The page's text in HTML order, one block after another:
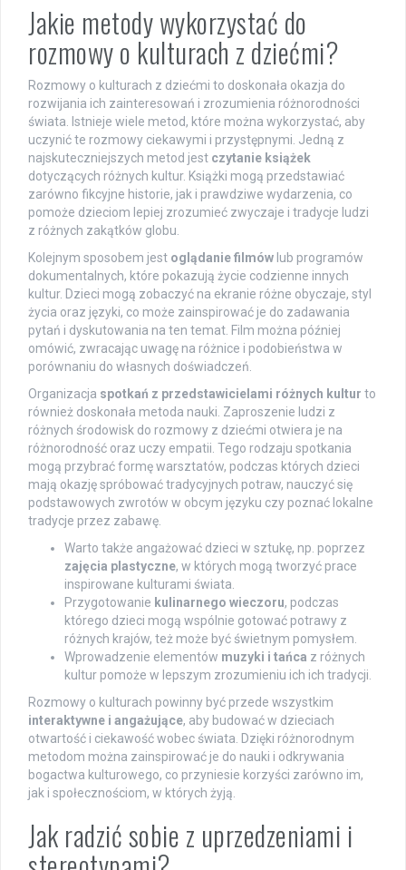
Jakie metody wykorzystać do
rozmowy o kulturach z dziećmi?
Rozmowy o kulturach z dziećmi to doskonała okazja do
rozwijania ich zainteresowań i zrozumienia różnorodności
świata. Istnieje wiele metod, które można wykorzystać, aby
uczynić te rozmowy ciekawymi i przystępnymi. Jedną z
najskuteczniejszych metod jest czytanie książek
dotyczących różnych kultur. Książki mogą przedstawiać
zarówno fikcyjne historie, jak i prawdziwe wydarzenia, co
pomoże dzieciom lepiej zrozumieć zwyczaje i tradycje ludzi
z różnych zakątków globu.
Kolejnym sposobem jest oglądanie filmów lub programów
dokumentalnych, które pokazują życie codzienne innych
kultur. Dzieci mogą zobaczyć na ekranie różne obyczaje, styl
życia oraz języki, co może zainspirować je do zadawania
pytań i dyskutowania na ten temat. Film można później
omówić, zwracając uwagę na różnice i podobieństwa w
porównaniu do własnych doświadczeń.
Organizacja spotkań z przedstawicielami różnych kultur to
również doskonała metoda nauki. Zaproszenie ludzi z
różnych środowisk do rozmowy z dziećmi otwiera je na
różnorodność oraz uczy empatii. Tego rodzaju spotkania
mogą przybrać formę warsztatów, podczas których dzieci
mają okazję spróbować tradycyjnych potraw, nauczyć się
podstawowych zwrotów w obcym języku czy poznać lokalne
tradycje przez zabawę.
Warto także angażować dzieci w sztukę, np. poprzez
zajęcia plastyczne, w których mogą tworzyć prace
inspirowane kulturami świata.
Przygotowanie kulinarnego wieczoru, podczas
którego dzieci mogą wspólnie gotować potrawy z
różnych krajów, też może być świetnym pomysłem.
Wprowadzenie elementów muzyki i tańca z różnych
kultur pomoże w lepszym zrozumieniu ich ich tradycji.
Rozmowy o kulturach powinny być przede wszystkim
interaktywne i angażujące, aby budować w dzieciach
otwartość i ciekawość wobec świata. Dzięki różnorodnym
metodom można zainspirować je do nauki i odkrywania
bogactwa kulturowego, co przyniesie korzyści zarówno im,
jak i społecznościom, w których żyją.
Jak radzić sobie z uprzedzeniami i